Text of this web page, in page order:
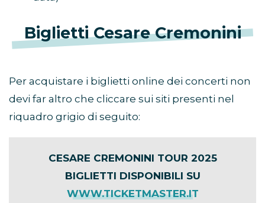
Biglietti Cesare Cremonini
Per acquistare i biglietti online dei concerti non
devi far altro che cliccare sui siti presenti nel
riquadro grigio di seguito:
CESARE CREMONINI TOUR 2025
BIGLIETTI DISPONIBILI SU
WWW.TICKETMASTER.IT